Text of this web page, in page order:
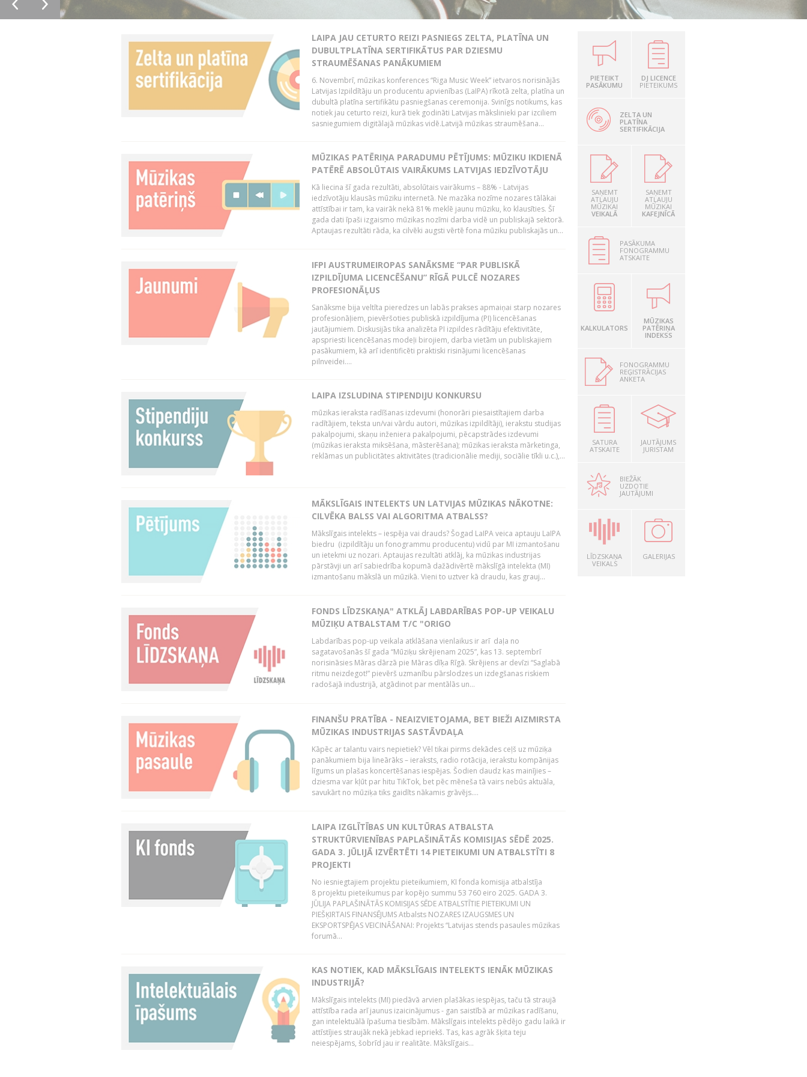
LAIPA JAU CETURTO REIZI PASNIEGS ZELTA, PLATĪNA UN
DUBULTPLATĪNA SERTIFIKĀTUS PAR DZIESMU
STRAUMĒŠANAS PANĀKUMIEM
6. Novembrī, mūzikas konferences “Riga Music Week” ietvaros norisinājās
Latvijas Izpildītāju un producentu apvienības (LaIPA) rīkotā zelta, platīna un
dubultā platīna sertifikātu pasniegšanas ceremonija. Svinīgs notikums, kas
notiek jau ceturto reizi, kurā tiek godināti Latvijas mākslinieki par izciliem
sasniegumiem digitālajā mūzikas vidē.Latvijā mūzikas straumēšana...
MŪZIKAS PATĒRIŅA PARADUMU PĒTĪJUMS: MŪZIKU IKDIENĀ
PATĒRĒ ABSOLŪTAIS VAIRĀKUMS LATVIJAS IEDZĪVOTĀJU
Kā liecina šī gada rezultāti, absolūtais vairākums – 88% - Latvijas
iedzīvotāju klausās mūziku internetā. Ne mazāka nozīme nozares tālākai
attīstībai ir tam, ka vairāk nekā 81% meklē jaunu mūziku, ko klausīties. Šī
gada dati īpaši izgaismo mūzikas nozīmi darba vidē un publiskajā sektorā.
Aptaujas rezultāti rāda, ka cilvēki augsti vērtē fona mūziku publiskajās un...
IFPI AUSTRUMEIROPAS SANĀKSME “PAR PUBLISKĀ
IZPILDĪJUMA LICENCĒŠANU” RĪGĀ PULCĒ NOZARES
PROFESIONĀĻUS
Sanāksme bija veltīta pieredzes un labās prakses apmaiņai starp nozares
profesionāļiem, pievēršoties publiskā izpildījuma (PI) licencēšanas
jautājumiem. Diskusijās tika analizēta PI izpildes rādītāju efektivitāte,
apspriesti licencēšanas modeļi birojiem, darba vietām un publiskajiem
pasākumiem, kā arī identificēti praktiski risinājumi licencēšanas
pilnveidei....
LAIPA IZSLUDINA STIPENDIJU KONKURSU
mūzikas ieraksta radīšanas izdevumi (honorāri piesaistītajiem darba
radītājiem, teksta un/vai vārdu autori, mūzikas izpildītāji), ierakstu studijas
pakalpojumi, skaņu inženiera pakalpojumi, pēcapstrādes izdevumi
(mūzikas ieraksta miksēšana, māsterēšana); mūzikas ieraksta mārketinga,
reklāmas un publicitātes aktivitātes (tradicionālie mediji, sociālie tīkli u.c.),...
MĀKSLĪGAIS INTELEKTS UN LATVIJAS MŪZIKAS NĀKOTNE:
CILVĒKA BALSS VAI ALGORITMA ATBALSS?
Mākslīgais intelekts – iespēja vai drauds? Šogad LaIPA veica aptauju LaIPA
biedru (izpildītāju un fonogrammu producentu) vidū par MI izmantošanu
un ietekmi uz nozari. Aptaujas rezultāti atklāj, ka mūzikas industrijas
pārstāvji un arī sabiedrība kopumā dažādivērtē mākslīgā intelekta (MI)
izmantošanu mākslā un mūzikā. Vieni to uztver kā draudu, kas grauj...
FONDS LĪDZSKAŅA" ATKLĀJ LABDARĪBAS POP-UP VEIKALU
MŪZIĶU ATBALSTAM T/C "ORIGO
Labdarības pop-up veikala atklāšana vienlaikus ir arī daļa no
sagatavošanās šī gada “Mūziķu skrējienam 2025”, kas 13. septembrī
norisināsies Māras dārzā pie Māras dīķa Rīgā. Skrējiens ar devīzi “Saglabā
ritmu neizdegot!” pievērš uzmanību pārslodzes un izdegšanas riskiem
radošajā industrijā, atgādinot par mentālās un...
FINANŠU PRATĪBA - NEAIZVIETOJAMA, BET BIEŽI AIZMIRSTA
MŪZIKAS INDUSTRIJAS SASTĀVDAĻA
Kāpēc ar talantu vairs nepietiek? Vēl tikai pirms dekādes ceļš uz mūziķa
panākumiem bija lineārāks – ieraksts, radio rotācija, ierakstu kompānijas
līgums un plašas koncertēšanas iespējas. Šodien daudz kas mainījies –
dziesma var kļūt par hitu TikTok, bet pēc mēneša tā vairs nebūs aktuāla,
savukārt no mūziķa tiks gaidīts nākamis grāvējs....
LAIPA IZGLĪTĪBAS UN KULTŪRAS ATBALSTA
STRUKTŪRVIENĪBAS PAPLAŠINĀTĀS KOMISIJAS SĒDĒ 2025.
GADA 3. JŪLIJĀ IZVĒRTĒTI 14 PIETEIKUMI UN ATBALSTĪTI 8
PROJEKTI
No iesniegtajiem projektu pieteikumiem, KI fonda komisija atbalstīja
8 projektu pieteikumus par kopējo summu 53 760 eiro 2025. GADA 3.
JŪLIJA PAPLAŠINĀTĀS KOMISIJAS SĒDE ATBALSTĪTIE PIETEIKUMI UN
PIEŠĶIRTAIS FINANSĒJUMS Atbalsts NOZARES IZAUGSMES UN
EKSPORTSPĒJAS VEICINĀŠANAI: Projekts “Latvijas stends pasaules mūzikas
forumā...
KAS NOTIEK, KAD MĀKSLĪGAIS INTELEKTS IENĀK MŪZIKAS
INDUSTRIJĀ?
Mākslīgais intelekts (MI) piedāvā arvien plašākas iespējas, taču tā straujā
attīstība rada arī jaunus izaicinājumus - gan saistībā ar mūzikas radīšanu,
gan intelektuālā īpašuma tiesībām. Mākslīgais intelekts pēdējo gadu laikā ir
attīstījies straujāk nekā jebkad iepriekš. Tas, kas agrāk šķita teju
neiespējams, šobrīd jau ir realitāte. Mākslīgais...
PIETEIKT
PASĀKUMU
DJ LICENCE
PIETEIKUMS
ZELTA UN
PLATĪNA
SERTIFIKĀCIJA
SAŅEMT
ATĻAUJU
MŪZIKAI
VEIKALĀ
SAŅEMT
ATĻAUJU
MŪZIKAI
KAFEJNĪCĀ
PASĀKUMA
FONOGRAMMU
ATSKAITE
KALKULATORS
MŪZIKAS
PATĒRIŅA
INDEKSS
FONOGRAMMU
REĢISTRĀCIJAS
ANKETA
SATURA
ATSKAITE
JAUTĀJUMS
JURISTAM
BIEŽĀK
UZDOTIE
JAUTĀJUMI
LĪDZSKAŅA
VEIKALS
GALERIJAS